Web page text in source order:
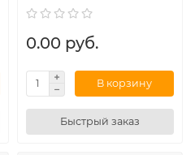
0.00 руб.
В корзину
Быстрый заказ